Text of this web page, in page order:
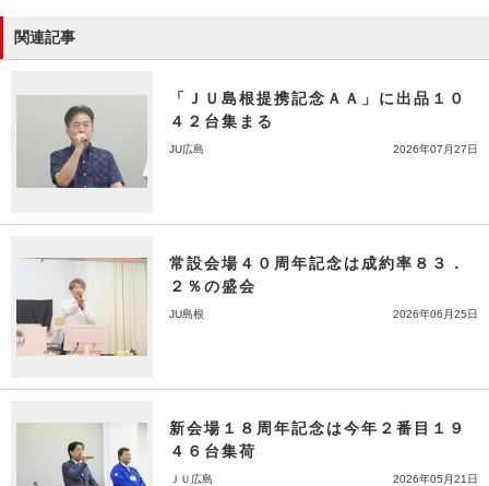
関連記事
「ＪＵ島根提携記念ＡＡ」に出品１０
４２台集まる
JU広島 2026年07月27日
常設会場４０周年記念は成約率８３．
２％の盛会
JU島根 2026年06月25日
新会場１８周年記念は今年２番目１９
４６台集荷
ＪＵ広島 2026年05月21日